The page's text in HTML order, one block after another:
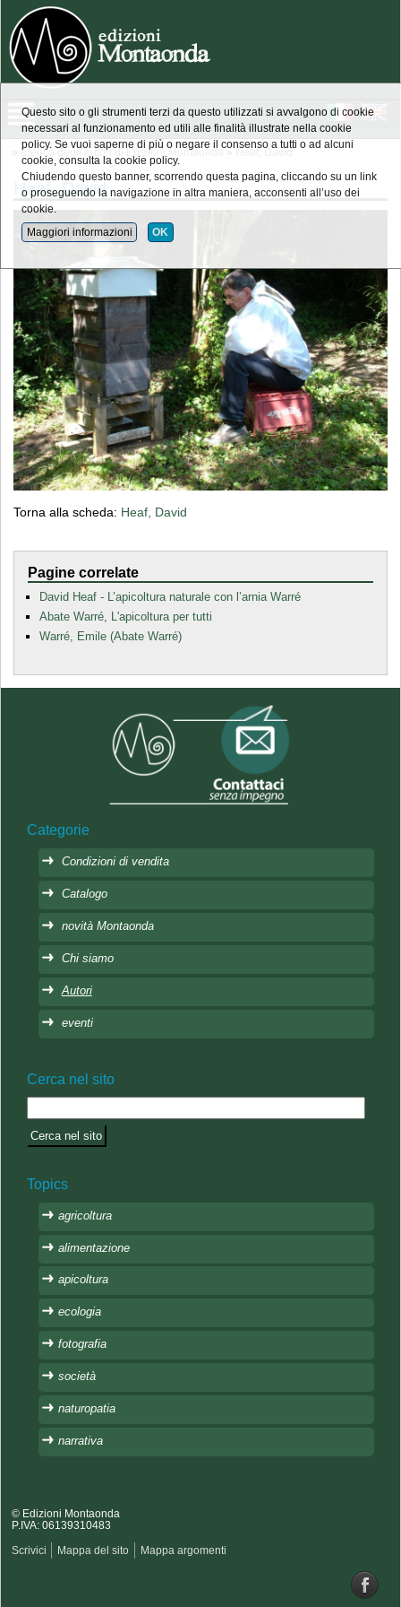
» Elenco degli autori di Edizioni Montaonda »
Heaf, David
Torna alla scheda: Heaf, David
Pagine correlate
David Heaf - L’apicoltura naturale con l’arnia Warré
Abate Warré, L'apicoltura per tutti
Warré, Emile (Abate Warré)
Categorie
Condizioni di vendita
Catalogo
novità Montaonda
Chi siamo
Autori
eventi
Cerca nel sito
Topics
agricoltura
alimentazione
apicoltura
ecologia
fotografia
società
naturopatia
narrativa
© Edizioni Montaonda
P.IVA: 06139310483
Scrivici Mappa del sito Mappa argomenti
Questo sito o gli strumenti terzi da questo utilizzati si avvalgono di cookie
necessari al funzionamento ed utili alle finalità illustrate nella cookie
policy. Se vuoi saperne di più o negare il consenso a tutti o ad alcuni
cookie, consulta la cookie policy.
Chiudendo questo banner, scorrendo questa pagina, cliccando su un link
o proseguendo la navigazione in altra maniera, acconsenti all’uso dei
cookie.
Maggiori informazioni OK